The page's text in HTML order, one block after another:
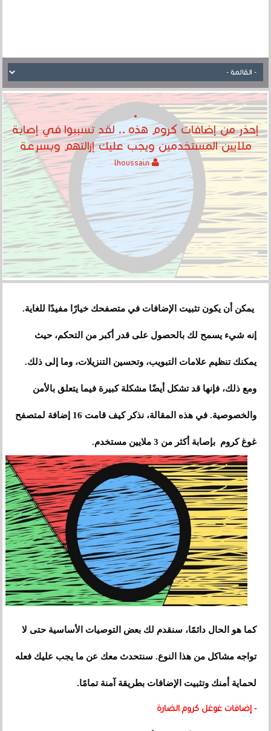
إحذر من إضافات كروم هذه .. لقد تسببوا في إصابة
ملايين المستخدمين ويجب عليك إزالتهم وبسرعة
lhoussain
يمكن أن يكون تثبيت الإضافات في متصفحك خيارًا مفيدًا للغاية.
إنه شيء يسمح لك بالحصول على قدر أكبر من التحكم، حيث
يمكنك تنظيم علامات التبويب، وتحسين التنزيلات، وما إلى ذلك.
ومع ذلك، فإنها قد تشكل أيضًا مشكلة كبيرة فيما يتعلق بالأمن
والخصوصية. في هذه المقالة، نذكر كيف قامت 16 إضافة لمتصفح
غوغ كروم بإصابة أكثر من 3 ملايين مستخدم.
كما هو الحال دائمًا، سنقدم لك بعض التوصيات الأساسية حتى لا
تواجه مشاكل من هذا النوع. سنتحدث معك عن ما يجب عليك فعله
لحماية أمنك وتثبيت الإضافات بطريقة آمنة تمامًا.
- إضافات غوغل كروم الضارة